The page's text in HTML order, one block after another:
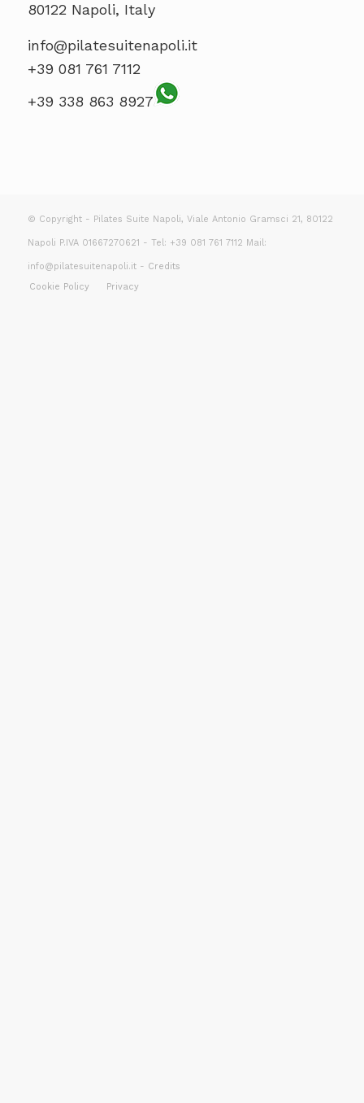
80122 Napoli, Italy
info@pilatesuitenapoli.it
+39 081 761 7112
+39 338 863 8927
© Copyright - Pilates Suite Napoli, Viale Antonio Gramsci 21, 80122
Napoli P.IVA 01667270621 - Tel: +39 081 761 7112 Mail:
info@pilatesuitenapoli.it - Credits
Cookie Policy
Privacy